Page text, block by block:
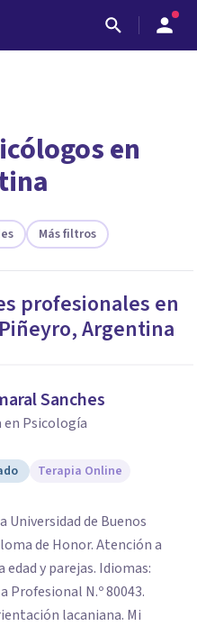
encontrar el
y te ofreceremos
en
Más filtros
profesionales en
Piñeyro,Argentina
Sanches
en Psicología
Terapia Online
Universidad de Buenos
Honor. Atención a
y parejas. Idiomas:
Profesional N.º 80043.
lacaniana. Mi